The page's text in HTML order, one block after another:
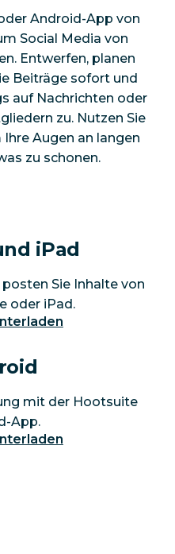
Android-App von
Social Media von
Entwerfen, planen
Beiträge sofort und
auf Nachrichten oder
zu. Nutzen Sie
Augen an langen
zu schonen.
iPad
Sie Inhalte von
oder iPad.
mit der Hootsuite
App.